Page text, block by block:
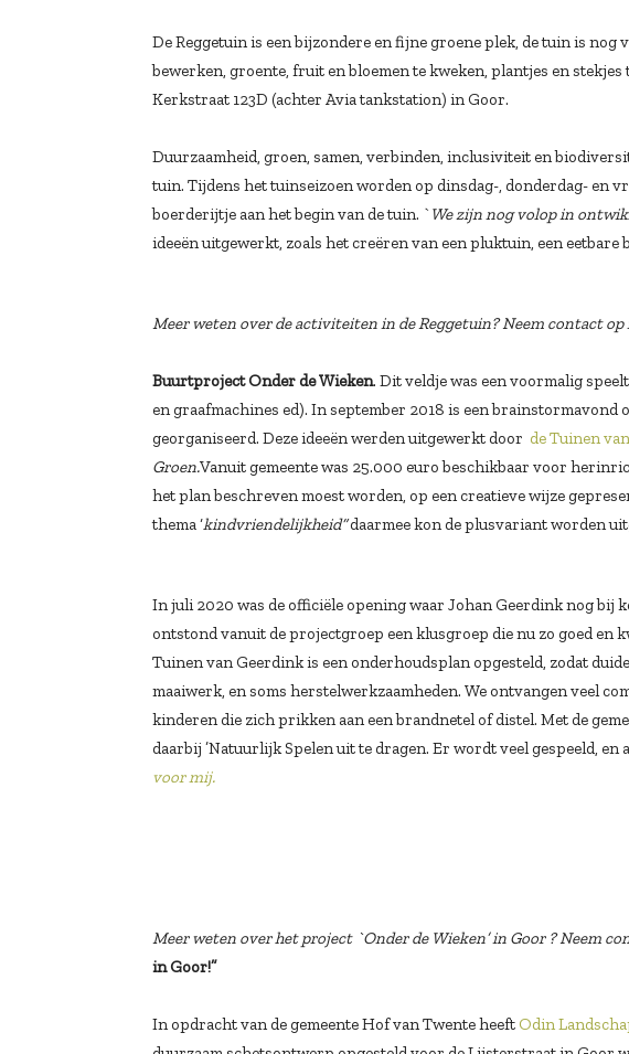
De Reggetuin is een bijzondere en fijne groene plek, de tuin is
bewerken, groente, fruit en bloemen te kweken, plantjes en
Kerkstraat 123D (achter Avia tankstation) in Goor.
Duurzaamheid, groen, samen, verbinden, inclusiviteit en
tuin. Tijdens het tuinseizoen worden op dinsdag-, donderdag- en
boerderijtje aan het begin van de tuin. ` We zijn nog volop in
ideeën uitgewerkt, zoals het creëren van een pluktuin, een
Meer weten over de activiteiten in de Reggetuin? Neem contact
Buurtproject Onder de Wieken. Dit veldje was een voormalig
en graafmachines ed). In september 2018 is een
georganiseerd. Deze ideeën werden uitgewerkt door de Tuinen
Groen.Vanuit gemeente was 25.000 euro beschikbaar voor
het plan beschreven moest worden, op een creatieve wijze
thema ‘kindvriendelijkheid”daarmee kon de plusvariant worden
In juli 2020 was de officiële opening waar Johan Geerdink nog bij
ontstond vanuit de projectgroep een klusgroep die nu zo goed en
Tuinen van Geerdink is een onderhoudsplan opgesteld, zodat
maaiwerk, en soms herstelwerkzaamheden. We ontvangen veel
kinderen die zich prikken aan een brandnetel of distel. Met de
daarbij ’Natuurlijk Spelen uit te dragen. Er wordt veel gespeeld,
voor mij.
Meer weten over het project `Onder de Wieken’ in Goor ? Neem
in Goor!”
In opdracht van de gemeente Hof van Twente heeft Odin